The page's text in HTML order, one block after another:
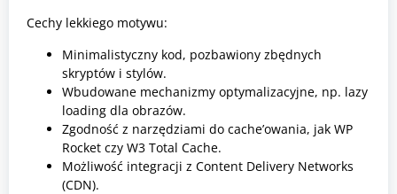
Cechy lekkiego motywu:
Minimalistyczny kod, pozbawiony zbędnych
skryptów i stylów.
Wbudowane mechanizmy optymalizacyjne, np. lazy
loading dla obrazów.
Zgodność z narzędziami do cache’owania, jak WP
Rocket czy W3 Total Cache.
Możliwość integracji z Content Delivery Networks
(CDN).